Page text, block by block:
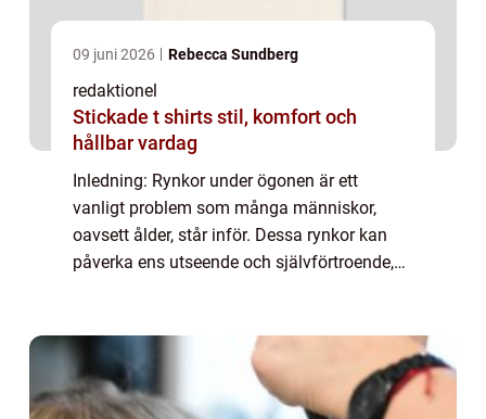
09 juni 2026 Rebecca Sundberg
redaktionel
Stickade t shirts stil, komfort och
hållbar vardag
Inledning: Rynkor under ögonen är ett
vanligt problem som många människor,
oavsett ålder, står inför. Dessa rynkor kan
påverka ens utseende och självförtroende,